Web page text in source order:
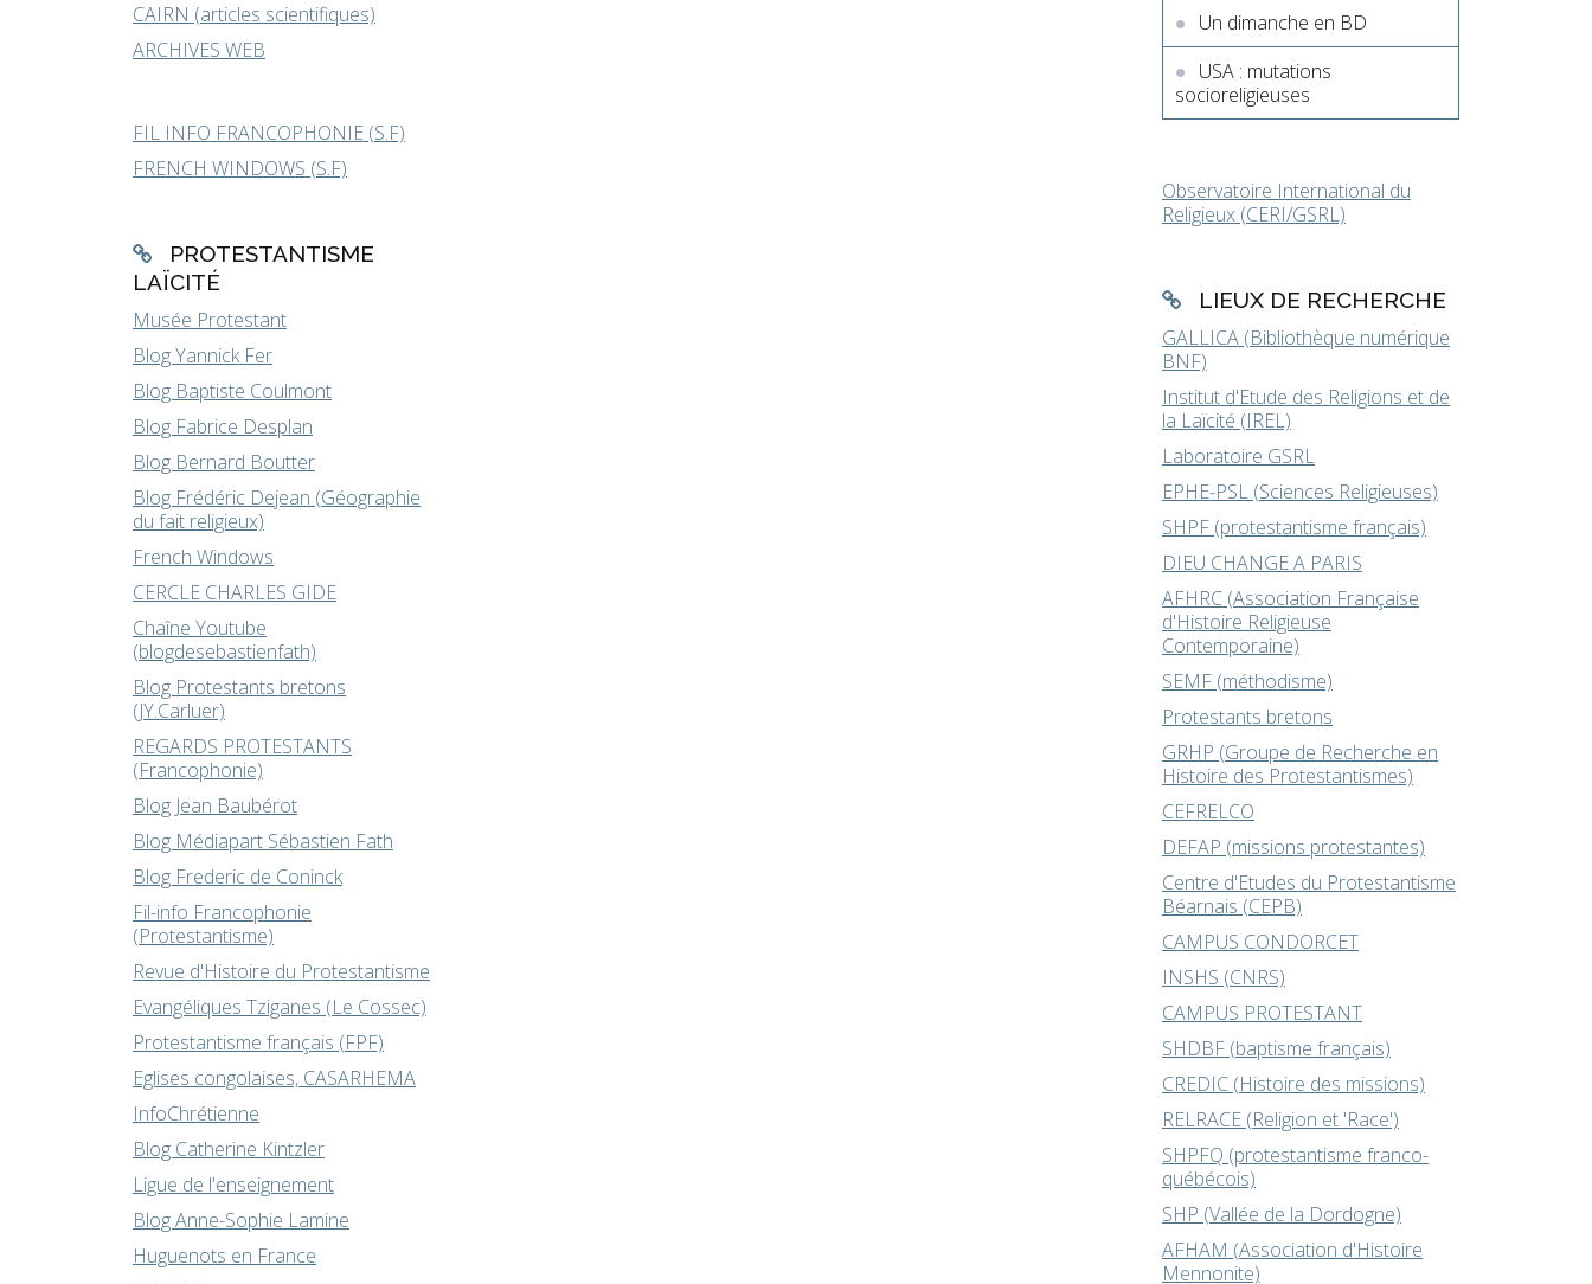
CAIRN (articles scientifiques)
ARCHIVES WEB
FIL INFO FRANCOPHONIE (S.F)
FRENCH WINDOWS (S.F)
PROTESTANTISME
LAÏCITÉ
Musée Protestant
Blog Yannick Fer
Blog Baptiste Coulmont
Blog Fabrice Desplan
Blog Bernard Boutter
Blog Frédéric Dejean (Géographie
du fait religieux)
French Windows
CERCLE CHARLES GIDE
Chaîne Youtube
(blogdesebastienfath)
Blog Protestants bretons
(JY.Carluer)
REGARDS PROTESTANTS
(Francophonie)
Blog Jean Baubérot
Blog Médiapart Sébastien Fath
Blog Frederic de Coninck
Fil-info Francophonie
(Protestantisme)
Revue d'Histoire du Protestantisme
Evangéliques Tziganes (Le Cossec)
Protestantisme français (FPF)
Eglises congolaises, CASARHEMA
InfoChrétienne
Blog Catherine Kintzler
Ligue de l'enseignement
Blog Anne-Sophie Lamine
Huguenots en France
Un dimanche en BD
USA : mutations
socioreligieuses
Observatoire International du
Religieux (CERI/GSRL)
LIEUX DE RECHERCHE
GALLICA (Bibliothèque numérique
BNF)
Institut d'Etude des Religions et de
la Laïcité (IREL)
Laboratoire GSRL
EPHE-PSL (Sciences Religieuses)
SHPF (protestantisme français)
DIEU CHANGE A PARIS
AFHRC (Association Française
d'Histoire Religieuse
Contemporaine)
SEMF (méthodisme)
Protestants bretons
GRHP (Groupe de Recherche en
Histoire des Protestantismes)
CEFRELCO
DEFAP (missions protestantes)
Centre d'Etudes du Protestantisme
Béarnais (CEPB)
CAMPUS CONDORCET
INSHS (CNRS)
CAMPUS PROTESTANT
SHDBF (baptisme français)
CREDIC (Histoire des missions)
RELRACE (Religion et 'Race')
SHPFQ (protestantisme franco-
québécois)
SHP (Vallée de la Dordogne)
AFHAM (Association d'Histoire
Mennonite)